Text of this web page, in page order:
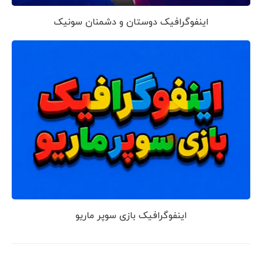
اینفوگرافیک دوستان و دشمنان سونیک
اینفوگرافیک بازی سوپر ماریو